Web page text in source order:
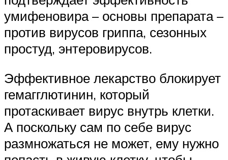
умифеновира – основы препарата –
против вирусов гриппа, сезонных
простуд, энтеровирусов.
Эффективное лекарство блокирует
гемагглютинин, который
протаскивает вирус внутрь клетки.
А поскольку сам по себе вирус
размножаться не может, ему нужно